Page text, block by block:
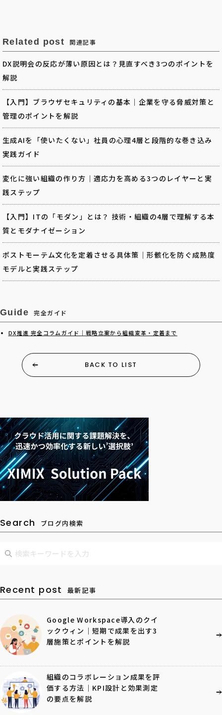
Related post 関連記事
DX説明会の反応が薄い原因とは？見直すべき3つのポイントを
解説
【入門】ブラウザセキュリティの基本｜企業を守る脅威対策と
管理のポイントを解説
生成AIを「使いたくない」社員の心理4層と段階的な巻き込み
実践ガイド
変化に強い組織の作り方｜適応力を高める3つのレイヤーと実
践ステップ
【入門】ITの「モダン」とは？ 技術・組織の4層で理解する本
質とモダナイゼーション
ポストモーテム文化を定着させる具体策｜形骸化を防ぐ成熟度
モデルと実践ステップ
Guide 完全ガイド
DX推進 完全コラムガイド｜戦略立案から組織変革・定着まで
BACK TO LIST
Search ブログ内検索
Recent post 最新記事
Google Workspace導入のクイ
ックウィン｜短期で成果を出す3
層施策とポイントを解説
組織のコラボレーション成果を評
価する方法｜KPI設計と効果測定
の要点を解説